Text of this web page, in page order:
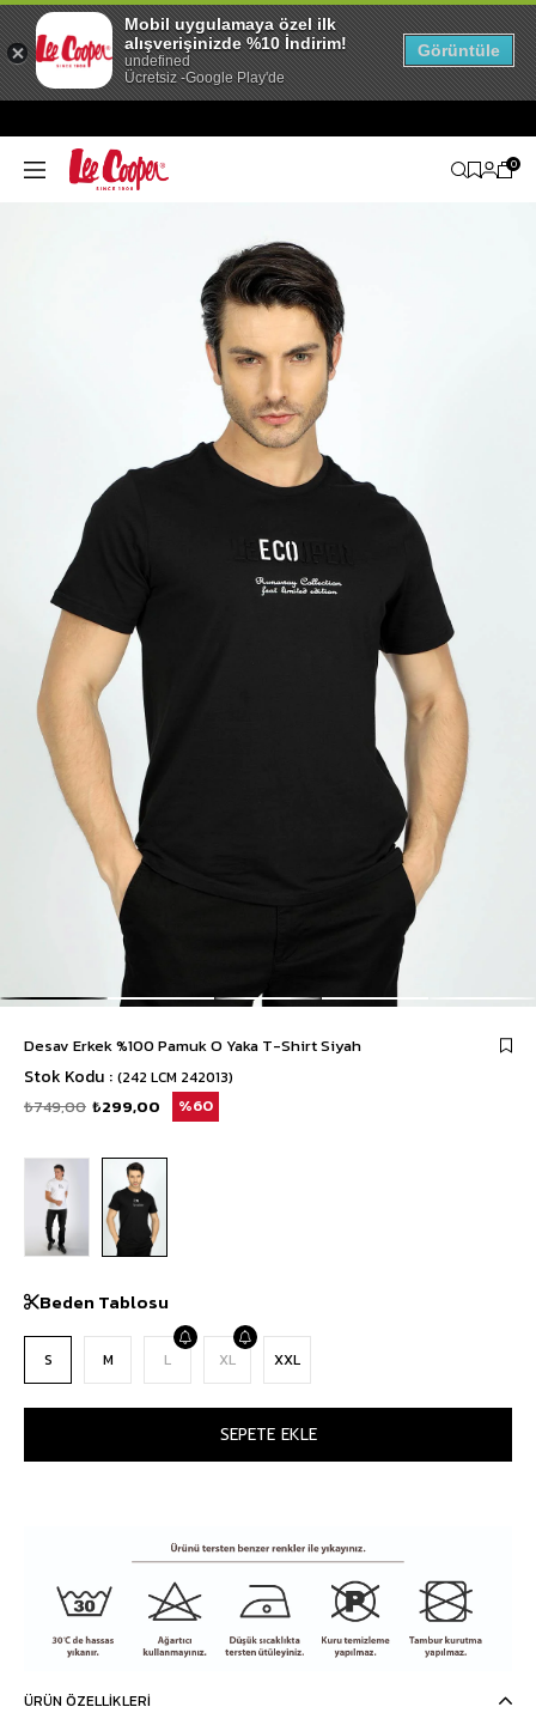
0
Desav Erkek %100 Pamuk O Yaka T-Shirt Siyah
Stok Kodu (242 LCM 242013)
₺749,00 ₺299,00 60
Beden Tablosu
S M L XL XXL
ÜRÜN ÖZELLIKLERI
Mobil uygulamaya özel ilk
alışverişinizde %10 İndirim!
undefined
Ücretsiz -Google Play'de
Görüntüle